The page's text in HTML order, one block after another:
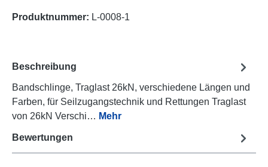
Produktnummer: L-0008-1
Beschreibung
Bandschlinge, Traglast 26kN, verschiedene Längen und
Farben, für Seilzugangstechnik und Rettungen Traglast
von 26kN Verschi… Mehr
Bewertungen